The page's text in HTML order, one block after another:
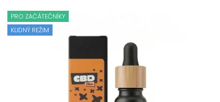
PRO ZAČÁTEČNÍKY
KLIDNÝ REŽIM